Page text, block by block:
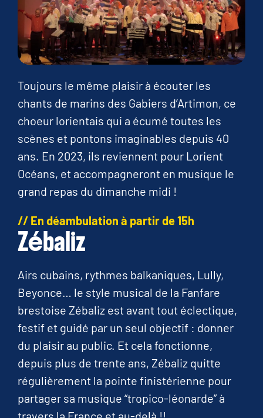
Toujours le même plaisir à écouter les
chants de marins des Gabiers d’Artimon, ce
choeur lorientais qui a écumé toutes les
scènes et pontons imaginables depuis 40
ans. En 2023, ils reviennent pour Lorient
Océans, et accompagneront en musique le
grand repas du dimanche midi !
// En déambulation à partir de 15h
Zébaliz
Airs cubains, rythmes balkaniques, Lully,
Beyonce… le style musical de la Fanfare
brestoise Zébaliz est avant tout éclectique,
festif et guidé par un seul objectif : donner
du plaisir au public. Et cela fonctionne,
depuis plus de trente ans, Zébaliz quitte
régulièrement la pointe finistérienne pour
partager sa musique “tropico-léonarde” à